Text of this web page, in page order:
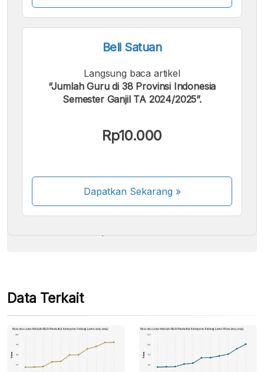
Beli Satuan
Langsung baca artikel
“Jumlah Guru di 38 Provinsi Indonesia
Semester Ganjil TA 2024/2025”.
Rp10.000
Dapatkan Sekarang»
Kami menerima pembayaran berikut:
Beberapa metode pembayaran masih dalam
Data Terkait